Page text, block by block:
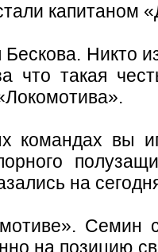
капитаном
Никто
что такая
вы
на
Семин
на позицию